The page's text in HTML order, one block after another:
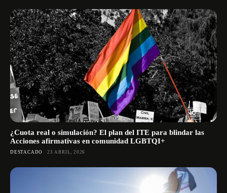
¿Cuota real o simulación? El plan del ITE para blindar las
Acciones afirmativas en comunidad LGBTQI+
DESTACADO 23 ABRIL, 2026